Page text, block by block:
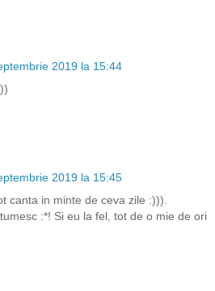
2019 la 15:44
2019 la 15:45
canta in minte de ceva zile :))).
:*! Si eu la fel, tot de o mie de ori